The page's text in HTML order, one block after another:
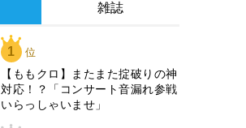
雑誌
1 位
【ももクロ】またまた掟破りの神
対応！？「コンサート音漏れ参戦
いらっしゃいませ」